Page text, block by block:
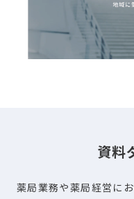
資料
薬局業務や薬局経営に